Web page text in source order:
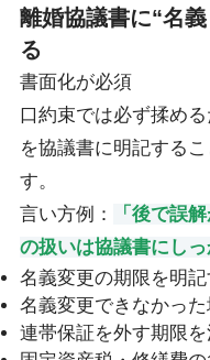
離婚協議書に“名
る
書面化が必須
口約束では必ず揉め
を協議書に明記する
す。
言い方例：
「後で誤
の扱いは協議書にしっ
名義変更の期限を明記
名義変更できなかっ
連帯保証を外す期限を